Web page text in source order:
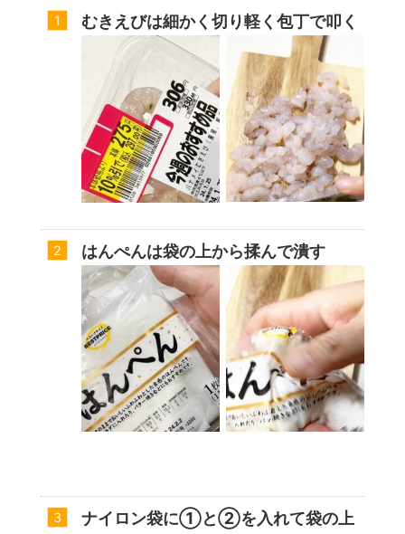
むきえびは細かく切り軽く包丁で叩く
はんぺんは袋の上から揉んで潰す
ナイロン袋に①と②を入れて袋の上